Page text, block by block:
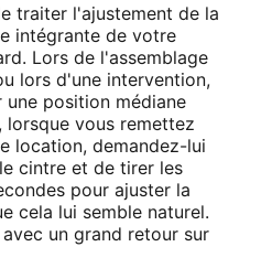
traiter l'ajustement de la
intégrante de votre
Lors de l'assemblage
lors d'une intervention,
une position médiane
lorsque vous remettez
location, demandez-lui
cintre et de tirer les
pour ajuster la
cela lui semble naturel.
un grand retour sur